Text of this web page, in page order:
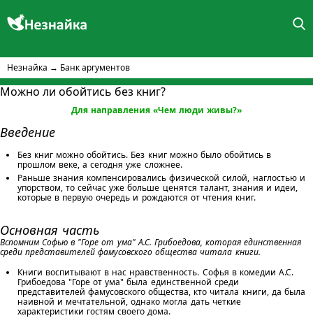
Незнайка → Банк аргументов
Можно ли обойтись без книг?
Для направления «Чем люди живы?»
Введение
Без книг можно обойтись. Без книг можно было обойтись в
прошлом веке, а сегодня уже сложнее.
Раньше знания компенсировались физической силой, наглостью и
упорством, то сейчас уже больше ценятся талант, знания и идеи,
которые в первую очередь и рождаются от чтения книг.
Основная часть
Вспомним Софью в "Горе от ума" А.С. Грибоедова, которая единственная
среди представителей фамусовского общества читала книги.
Книги воспитывают в нас нравственность. Софья в комедии А.С.
Грибоедова "Горе от ума" была единственной среди
представителей фамусовского общества, кто читала книги, да была
наивной и мечтательной, однако могла дать четкие
характеристики гостям своего дома.